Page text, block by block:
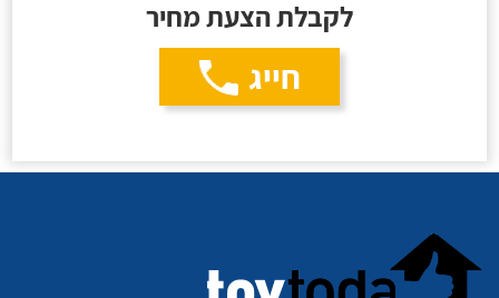
לקבלת הצעת מחיר
חייג